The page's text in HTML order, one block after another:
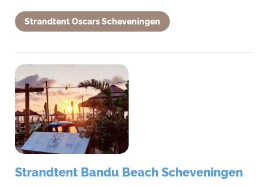
Strandtent Oscars Scheveningen
Strandtent Bandu Beach Scheveningen